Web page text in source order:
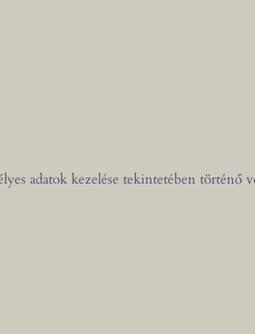
adatok kezelése tekintetében történő